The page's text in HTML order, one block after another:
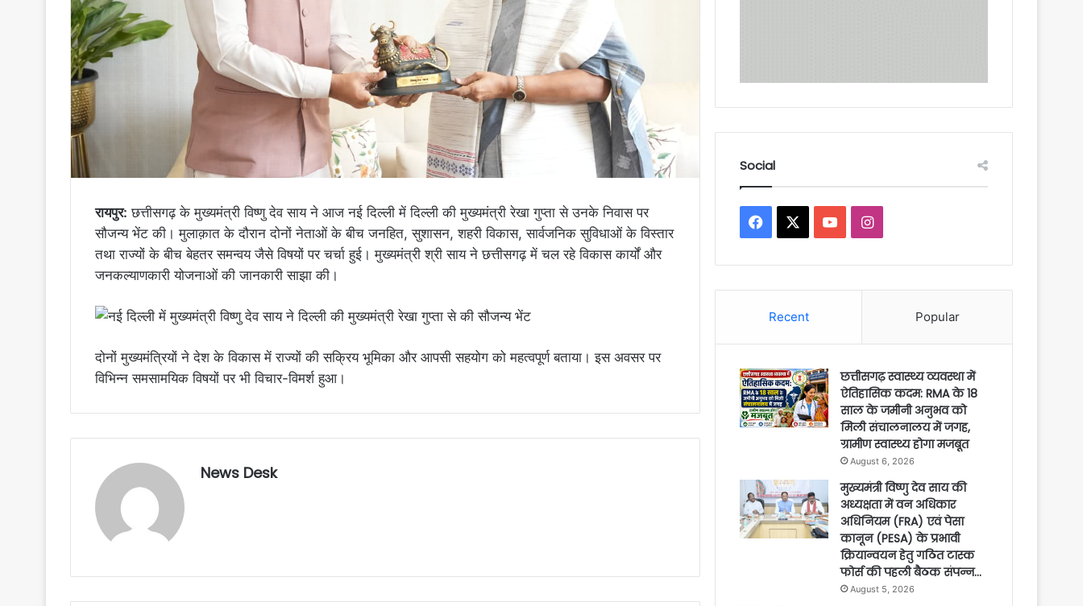
रायपुर: छत्तीसगढ़ के मुख्यमंत्री विष्णु देव साय ने आज नई दिल्ली में दिल्ली की मुख्यमंत्री रेखा गुप्ता से उनके निवास पर
सौजन्य भेंट की। मुलाक़ात के दौरान दोनों नेताओं के बीच जनहित, सुशासन, शहरी विकास, सार्वजनिक सुविधाओं के विस्तार
तथा राज्यों के बीच बेहतर समन्वय जैसे विषयों पर चर्चा हुई। मुख्यमंत्री श्री साय ने छत्तीसगढ़ में चल रहे विकास कार्यों और
जनकल्याणकारी योजनाओं की जानकारी साझा की।
दोनों मुख्यमंत्रियों ने देश के विकास में राज्यों की सक्रिय भूमिका और आपसी सहयोग को महत्वपूर्ण बताया। इस अवसर पर
विभिन्न समसामयिक विषयों पर भी विचार-विमर्श हुआ।
News Desk
Social
Facebook YouTubeInstagram
Recent Popular
छत्तीसगढ़ स्वास्थ्य व्यवस्था में
ऐतिहासिक कदम: RMA के 18
साल के जमीनी अनुभव को
मिली संचालनालय में जगह,
ग्रामीण स्वास्थ्य होगा मजबूत
August 6, 2026
मुख्यमंत्री विष्णु देव साय की
अध्यक्षता में वन अधिकार
अधिनियम (FRA) एवं पेसा
कानून (PESA) के प्रभावी
क्रियान्वयन हेतु गठित टास्क
फोर्स की पहली बैठक संपन्न…
August 5, 2026